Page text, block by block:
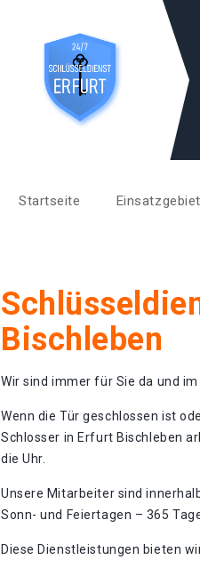
Startseite
Bischleben
Wir sind immer für Sie da und
Wenn die Tür geschlossen ist
Schlosser in Erfurt Bischleben
die Uhr.
Unsere Mitarbeiter sind
Sonn- und Feiertagen – 365
Diese Dienstleistungen bieten